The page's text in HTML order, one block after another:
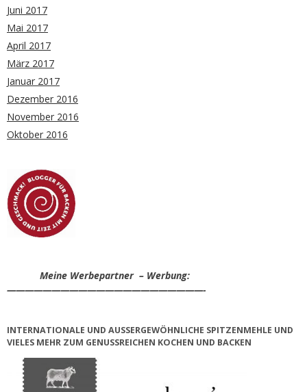
Juni 2017
Mai 2017
April 2017
März 2017
Januar 2017
Dezember 2016
November 2016
Oktober 2016
Meine Werbepartner – Werbung:
——————————————————————-
INTERNATIONALE UND AUSSERGEWÖHNLICHE SPITZENMEHLE UND V
IELES MEHR ZUM GENUSSREICHEN KOCHEN UND BACKEN